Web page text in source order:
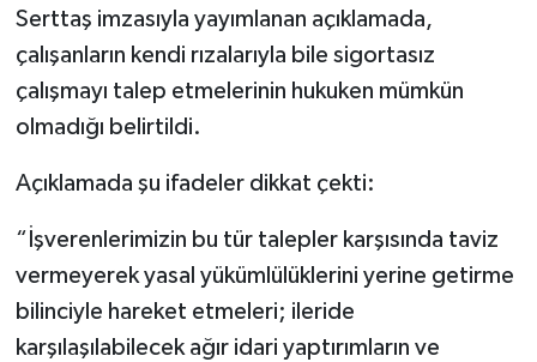
Serttaş imzasıyla yayımlanan açıklamada,
çalışanların kendi rızalarıyla bile sigortasız
çalışmayı talep etmelerinin hukuken mümkün
olmadığı belirtildi.
Açıklamada şu ifadeler dikkat çekti:
“İşverenlerimizin bu tür talepler karşısında taviz
vermeyerek yasal yükümlülüklerini yerine getirme
bilinciyle hareket etmeleri; ileride
karşılaşılabilecek ağır idari yaptırımların ve